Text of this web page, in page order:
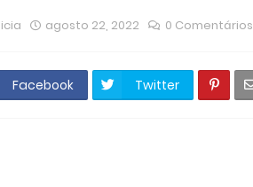
agosto 22, 2022 0 Comentários
Facebook Twitter